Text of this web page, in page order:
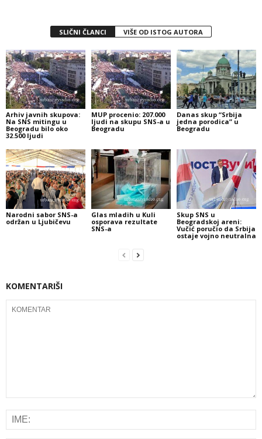
SLIČNI ČLANCI VIŠE OD ISTOG AUTORA
Arhiv javnih skupova:
Na SNS mitingu u
Beogradu bilo oko
32.500 ljudi
MUP procenio: 207.000
ljudi na skupu SNS-a u
Beogradu
Danas skup “Srbija
jedna porodica” u
Beogradu
Narodni sabor SNS-a
održan u Ljubičevu
Glas mladih u Kuli
osporava rezultate
SNS-a
Skup SNS u
Beogradskoj areni:
Vučić poručio da Srbija
ostaje vojno neutralna
KOMENTARIŠI